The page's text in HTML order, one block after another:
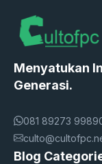
Menyatukan
Generasi.
081 89273
Blog